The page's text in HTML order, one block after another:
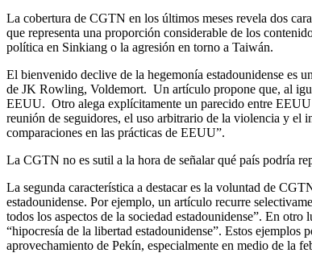
La cobertura de CGTN en los últimos meses revela dos
que representa una proporción considerable de los
política en Sinkiang o la agresión en torno a Taiwán.
El bienvenido declive de la hegemonía estadounidense es
de JK Rowling, Voldemort. Un artículo propone que, al
EEUU. Otro alega explícitamente un parecido entre
reunión de seguidores, el uso arbitrario de la violencia y el
comparaciones en las prácticas de EEUU”.
La CGTN no es sutil a la hora de señalar qué país podría
La segunda característica a destacar es la voluntad de
estadounidense. Por ejemplo, un artículo recurre
todos los aspectos de la sociedad estadounidense”. En
“hipocresía de la libertad estadounidense”. Estos
aprovechamiento de Pekín, especialmente en medio de la